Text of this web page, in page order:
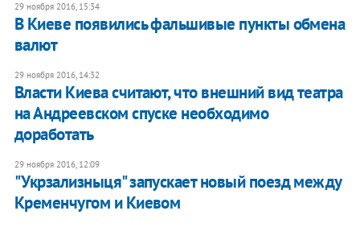
29 ноября 2016, 15:34
В Киеве появились фальшивые пункты обмена
валют
29 ноября 2016, 14:32
Власти Киева считают, что внешний вид театра
на Андреевском спуске необходимо
доработать
29 ноября 2016, 12:09
"Укрзализныця" запускает новый поезд между
Кременчугом и Киевом